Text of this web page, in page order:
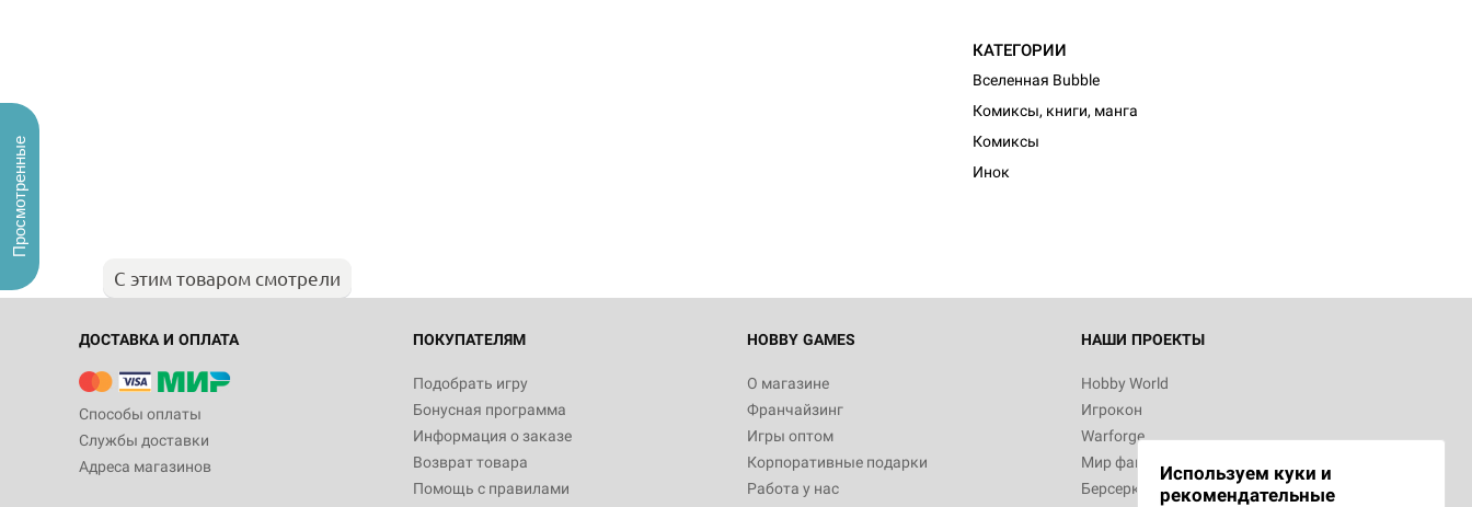
КАТЕГОРИИ
Вселенная Bubble
Комиксы, книги, манга
Комиксы
Инок
С этим товаром смотрели
ДОСТАВКА И ОПЛАТА
Способы оплаты
Службы доставки
Адреса магазинов
ПОКУПАТЕЛЯМ
Подобрать игру
Бонусная программа
Информация о заказе
Возврат товара
Помощь с правилами
HOBBY GAMES
О магазине
Франчайзинг
Игры оптом
Корпоративные подарки
Работа у нас
НАШИ ПРОЕКТЫ
Hobby World
Игрокон
Warforge
Мир фантастики
Берсерк
Используем куки и
рекомендательные
Просмотренные
Настольная игра Hobby World Монстры
Белая смерть
12 990
Настольная игра Hobby World Берсерк.
3 490